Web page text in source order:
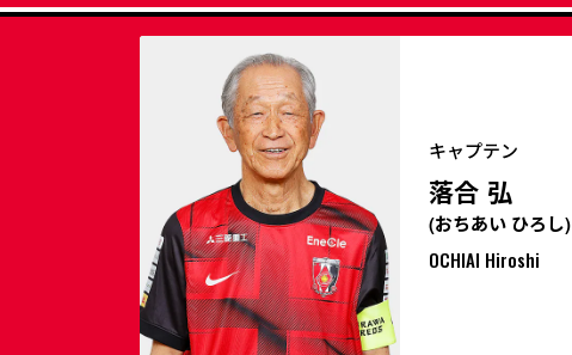
キャプテン
落合 弘
(おちあい ひろし)
OCHIAI Hiroshi